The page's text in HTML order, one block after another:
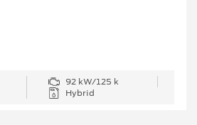
92 kW/125 k
Hybrid